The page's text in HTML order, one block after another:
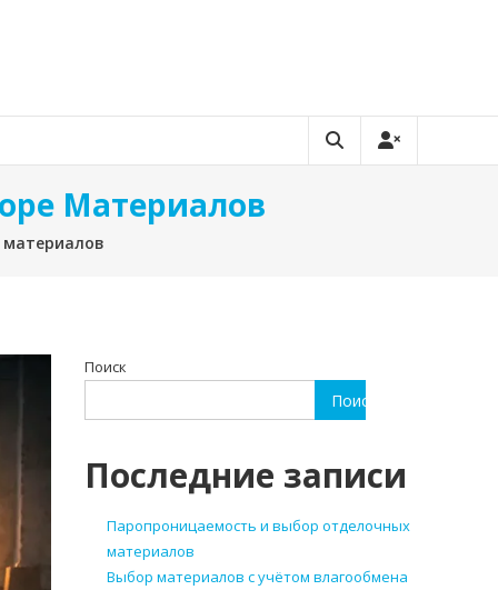
Материалов
Поиск
Поиск
Последние записи
Паропроницаемость и выбор отделочных
материалов
Выбор материалов с учётом влагообмена